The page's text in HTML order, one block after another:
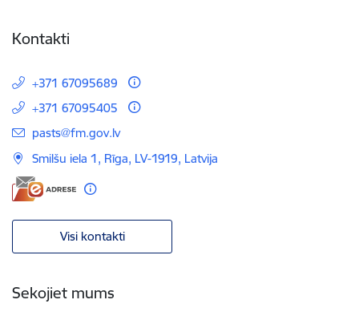
Kontakti
+371 67095689
+371 67095405
E-pasts:
pasts@fm.gov.lv
Smilšu iela 1, Rīga, LV-1919, Latvija
Visi kontakti
Sekojiet mums